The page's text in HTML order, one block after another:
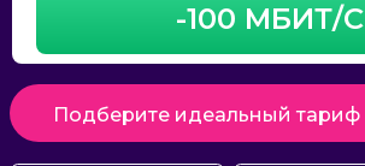
-100 МБИТ/С
Подберите идеальный тариф